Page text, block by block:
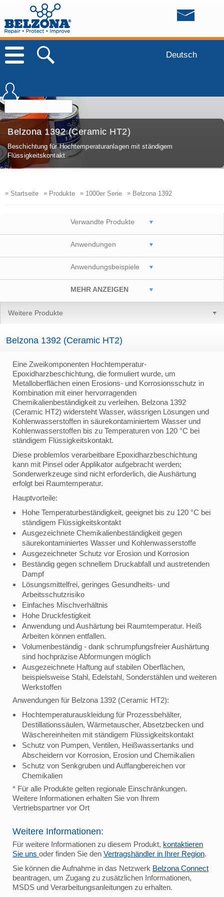
Deutsch
Belzona 1392 (Ceramic HT2)
Beschichtung für Hochtemperaturanlagen mit ständigem
Flüssigkeitskontakt
» Startseite » Produkte » 1000er Serie » Belzona 1392
Verwandte Produkte
Anwendungen
Anwendungsbeispiele
MEHR ANZEIGEN
Weitere Produkte
Belzona 1392 (Ceramic HT2)
Eine Zweikomponenten Hochtemperatur-
Epoxidharzbeschichtung, die formuliert wurde, um
Metalloberflächen einen Erosions- und Korrosionsschutz in
Kombination mit einer hervorragenden
Chemikalienbeständigkeit zu verleihen. Belzona 1392
(Ceramic HT2) widersteht Wasser, wässrigen Lösungen und
Kohlenwasserstoffen in säurekontaminiertem Wasser und
Kohlenwasserstoffen bis zu Temperaturen von 120 °C bei
ständigem Flüssigkeitskontakt.
Diese problemlos verarbeitbare Epoxidharzbeschichtung
kann mit Pinsel oder Applikator aufgebracht werden;
Sonderwerkzeuge sind nicht erforderlich, die Aushärtung
erfolgt bei Raumtemperatur.
Hauptvorteile:
Hohe Temperaturbeständigkeit, geeignet bis zu 120 °C bei
ständigem Flüssigkeitskontakt
Ausgezeichnete Chemikalienbeständigkeit gegen
säurekontaminiertes Wasser und Kohlenwasserstoffe
Ausgezeichneter Schutz vor Erosion und Korrosion
Beständig gegen schnellem Druckabfall und austretenden
Dampf
Lösungsmittelfrei, geringes Gesundheits- und
Arbeitsschutzrisiko
Einfaches Mischverhältnis
Hohe Druckfestigkeit
Anwendung und Aushärtung bei Raumtemperatur. Heiß
Arbeiten können entfallen.
Volumenbeständig - dank schrumpfungsfreier Aushärtung
sind hochpräzise Abformungen möglich
Ausgezeichnete Haftung auf stabilen Oberflächen,
beispielsweise Stahl, Edelstahl, Sonderstählen und weiteren
Werkstoffen
Anwendungen für Belzona 1392 (Ceramic HT2):
Hochtemperaturauskleidung für Prozessbehälter,
Destillationssäulen, Wärmetauscher, Absetzbecken und
Wäschereinheiten mit ständigem Flüssigkeitskontakt
Schutz von Pumpen, Ventilen, Heißwassertanks und
Abscheidern vor Korrosion, Erosion und Chemikalien
Schutz von Senkgruben und Auffangbereichen vor
Chemikalien
* Für alle Produkte gelten regionale Einschränkungen.
Weitere Informationen erhalten Sie von Ihrem
Vertriebspartner vor Ort
Weitere Informationen:
Für weitere Informationen zu diesem Produkt, kontaktieren
Sie uns oder finden Sie den Vertragshändler in Ihrer Region.
Sie können die Aufnahme in das Netzwerk Belzona Connect
beantragen, um Zugang zu zusätzlichen Informationen,
MSDS und Verarbeitungsanleitungen zu erhalten.